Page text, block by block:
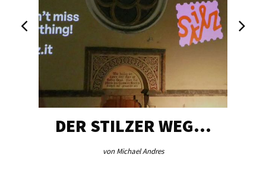
DER STILZER WEG…
von Michael Andres